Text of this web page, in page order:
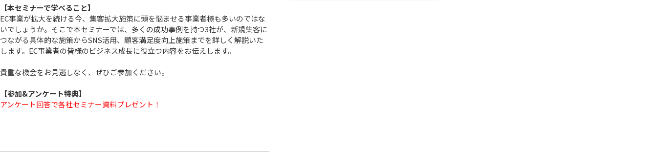
【本セミナーで学べること】
EC事業が拡大を続ける今、集客拡大施策に頭を悩ませる事業者様も多いのではな
いでしょうか。そこで本セミナーでは、多くの成功事例を持つ3社が、新規集客に
つながる具体的な施策からSNS活用、顧客満足度向上施策までを詳しく解説いた
します。EC事業者の皆様のビジネス成長に役立つ内容をお伝えします。
貴重な機会をお見逃しなく、ぜひご参加ください。
【参加&アンケート特典】
アンケート回答で各社セミナー資料プレゼント！